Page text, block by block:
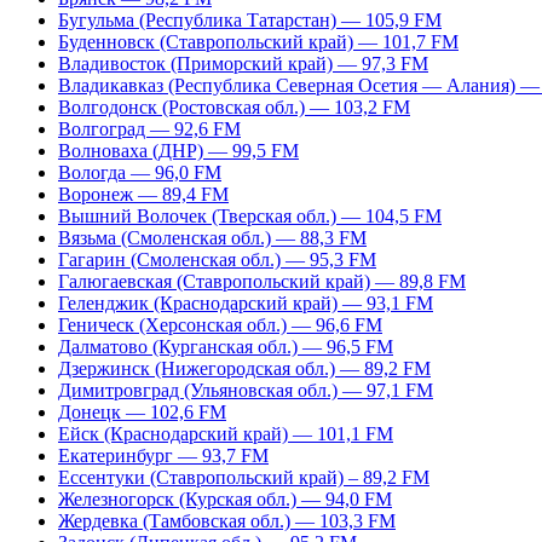
Бугульма (Республика Татарстан) — 105,9 FM
Буденновск (Ставропольский край) — 101,7 FM
Владивосток (Приморский край) — 97,3 FM
Владикавказ (Республика Северная Осетия — Алания)
Волгодонск (Ростовская обл.) — 103,2 FM
Волгоград — 92,6 FM
Волноваха (ДНР) — 99,5 FM
Вологда — 96,0 FM
Воронеж — 89,4 FM
Вышний Волочек (Тверская обл.) — 104,5 FM
Вязьма (Смоленская обл.) — 88,3 FM
Гагарин (Смоленская обл.) — 95,3 FM
Галюгаевская (Ставропольский край) — 89,8 FM
Геленджик (Краснодарский край) — 93,1 FM
Геническ (Херсонская обл.) — 96,6 FM
Далматово (Курганская обл.) — 96,5 FM
Дзержинск (Нижегородская обл.) — 89,2 FM
Димитровград (Ульяновская обл.) — 97,1 FM
Донецк — 102,6 FM
Ейск (Краснодарский край) — 101,1 FM
Екатеринбург — 93,7 FM
Ессентуки (Ставропольский край) – 89,2 FM
Железногорск (Курская обл.) — 94,0 FM
Жердевка (Тамбовская обл.) — 103,3 FM